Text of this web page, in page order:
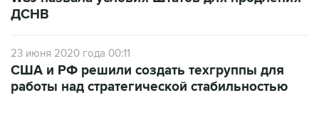
23 июня 2020 года 00:11
работы над стратегической стабильностью